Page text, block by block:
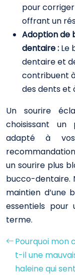
pour
offrant un
Adoption de
dentaire : Le
dentaire et
contribuent
des dents et
Un sourire
choisissant un
adapté à
un sourire plus
bucco-dentaire.
maintien d’une
essentiels
terme.
Pourquoi mon
t-il une
haleine qui